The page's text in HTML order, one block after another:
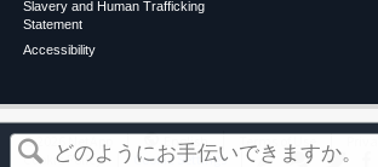
この記事は役に立ちましたか？
Slavery and Human Trafficking
Statement
Accessibility
©2026NetApp English Terms of Use
Cookie Policy
Cookie Settings